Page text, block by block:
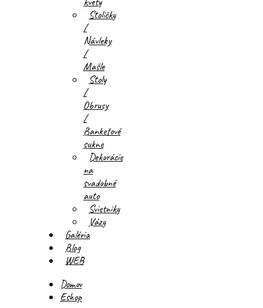
Stoličky
/
Návleky
/
Mašle
Stoly
/
Obrusy
/
Banketové
sukne
Dekorácie
na
svadobné
auto
Svietniky
Vázy
Galéria
Blog
WEB
Domov
Eshop